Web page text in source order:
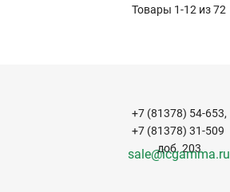
Товары 1-12 из72
+7 (81378) 54-653,
+7 (81378) 31-509
доб. 203
sale@icgamma.ru